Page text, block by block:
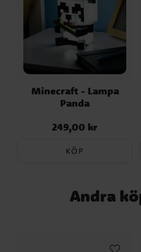
Minecraft - Lampa
Panda
Pris:249,00 kr
249,00 kr
KÖP
Andra